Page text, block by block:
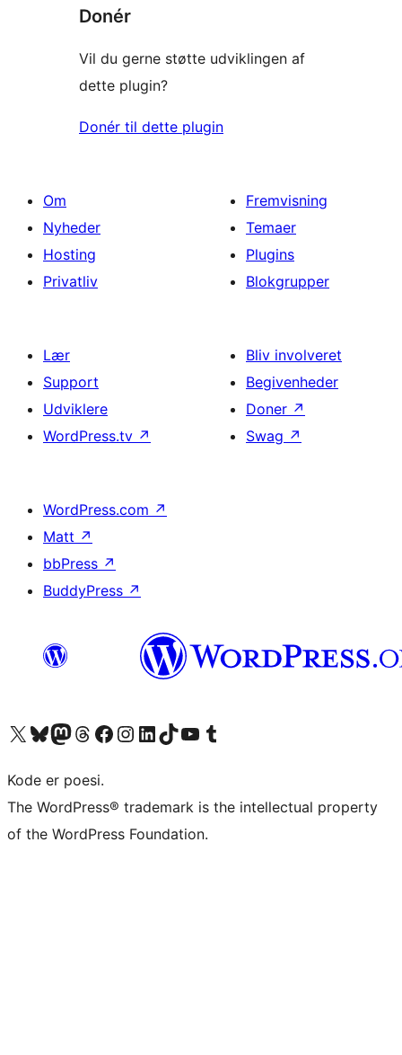
Donér
Vil du gerne støtte udviklingen af
dette plugin?
Donér til dette plugin
Om
Nyheder
Hosting
Privatliv
Fremvisning
Temaer
Plugins
Blokgrupper
Lær
Support
Udviklere
WordPress.tv ↗
Bliv involveret
Begivenheder
Doner ↗
Swag ↗
WordPress.com ↗
Matt ↗
bbPress ↗
BuddyPress ↗
Besøg vores X (tidligere Twitter) konto
Besøg vores Bluesky-konto
Besøg vores Mastodon konto
Besøg vores Threads-konto
Besøg vores Facebook sideBesøg vores Instagram konto
Besøg vores LinkedIn konto
Besøg vores TikTok-konto
Besøg vores YouTube-kanalBesøg vores Tumblr-konto
Kode er poesi.
The WordPress® trademark is the intellectual property
of the WordPress Foundation.